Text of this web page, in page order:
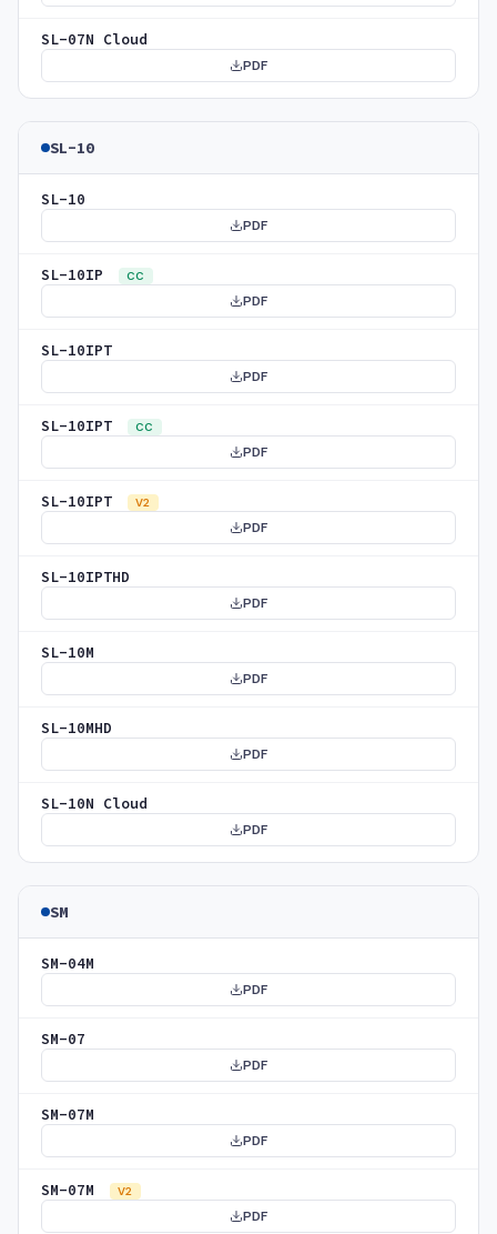
SL-07N Cloud
PDF
SL-10
SL-10
PDF
SL-10IP CC
PDF
SL-10IPT
PDF
SL-10IPT CC
PDF
SL-10IPT V2
PDF
SL-10IPTHD
PDF
SL-10M
PDF
SL-10MHD
PDF
SL-10N Cloud
PDF
SM
SM-04M
PDF
SM-07
PDF
SM-07M
PDF
SM-07M V2
PDF